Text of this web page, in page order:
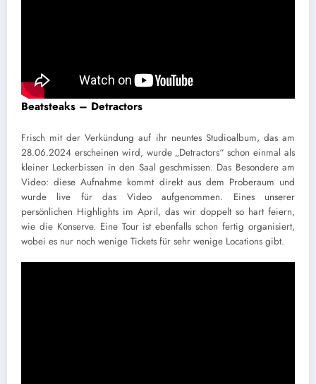
Beatsteaks – Detractors
Frisch mit der Verkündung auf ihr neuntes Studioalbum, das am
28.06.2024 erscheinen wird, wurde „Detractors“ schon einmal als
kleiner Leckerbissen in den Saal geschmissen. Das Besondere am
Video: diese Aufnahme kommt direkt aus dem Proberaum und
wurde live für das Video aufgenommen. Eines unserer
persönlichen Highlights im April, das wir doppelt so hart feiern,
wie die Konserve. Eine Tour ist ebenfalls schon fertig organisiert,
wobei es nur noch wenige Tickets für sehr wenige Locations gibt.